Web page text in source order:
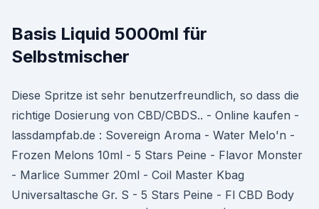
Basis Liquid 5000ml für
Selbstmischer
Diese Spritze ist sehr benutzerfreundlich, so dass die
richtige Dosierung von CBD/CBDS.. - Online kaufen -
lassdampfab.de : Sovereign Aroma - Water Melo'n -
Frozen Melons 10ml - 5 Stars Peine - Flavor Monster
- Marlice Summer 20ml - Coil Master Kbag
Universaltasche Gr. S - 5 Stars Peine - Fl CBD Body